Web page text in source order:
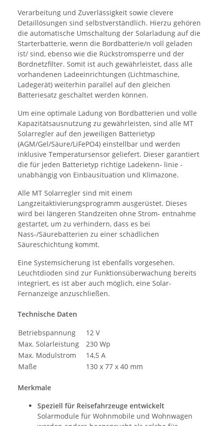
Verarbeitung und Zuverlässigkeit sowie clevere
Detaillösungen sind selbstverständlich. Hierzu gehören
die automatische Umschaltung der Solarladung auf die
Starterbatterie, wenn die Bordbatterie/n voll geladen
ist/ sind, ebenso wie die Rückstromsperre und der
Bordnetzfilter. Somit ist auch gewährleistet, dass alle
vorhandenen Ladeeinrichtungen (Lichtmaschine,
Ladegerät) weiterhin parallel auf den gleichen
Batteriesatz geschaltet werden können.
Um eine optimale Ladung von Bordbatterien und volle
Kapazitätsausnutzung zu gewährleisten, sind alle MT
Solarregler auf den jeweiligen Batterietyp
(AGM/Gel/Säure/LiFePO4) einstellbar und werden
inklusive Temperatursensor geliefert. Dieser garantiert
die für jeden Batterietyp richtige Ladekenn- linie -
unabhängig von Einbausituation und Klimazone.
Alle MT Solarregler sind mit einem
Langzeitaktivierungsprogramm ausgerüstet. Dieses
wird bei längeren Standzeiten ohne Strom- entnahme
gestartet, um zu verhindern, dass es bei
Nass-/Säurebatterien zu einer schädlichen
Säureschichtung kommt.
Eine Systemsicherung ist ebenfalls vorgesehen.
Leuchtdioden sind zur Funktionsüberwachung bereits
integriert, es ist aber auch möglich, eine Solar-
Fernanzeige anzuschließen.
Technische Daten
Betriebspannung
12 V
Max. Solarleistung
230 Wp
Max. Modulstrom
14,5 A
Maße
130 x 77 x 40 mm
Merkmale
Speziell für Reisefahrzeuge entwickelt
Solarmodule für Wohnmobile und Wohnwagen